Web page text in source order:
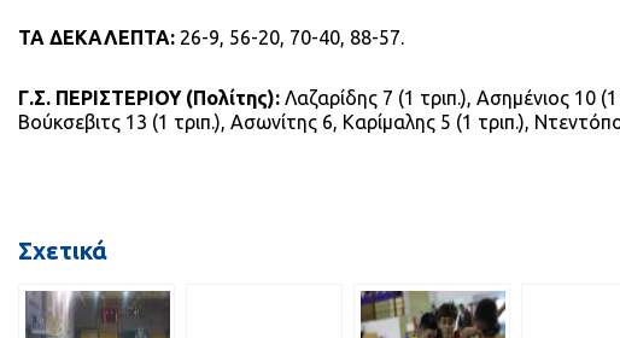
ΤΑ ΔΕΚΑΛΕΠΤΑ: 26-9, 56-20, 70-40, 88-57.
Γ.Σ. ΠΕΡΙΣΤΕΡΙΟΥ (Πολίτης): Λαζαρίδης 7 (1 τριπ.), Ασημένιος 10
Βούκσεβιτς 13 (1 τριπ.), Ασωνίτης 6, Καρίμαλης 5 (1 τριπ.),
Σχετικά